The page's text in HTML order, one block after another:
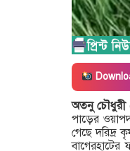
অতনু চৌধুরী
পাড়ের
গেছে দরিদ্র